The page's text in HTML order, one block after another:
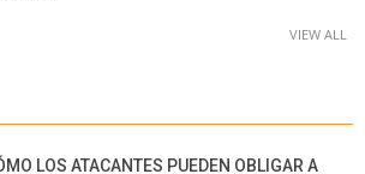
VIEW ALL
LOS ATACANTES PUEDEN OBLIGAR A